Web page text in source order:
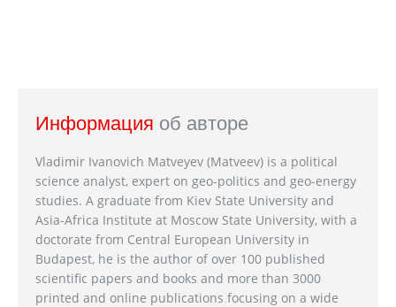
Информация об авторе
Vladimir Ivanovich Matveyev (Matveev) is a political
science analyst, expert on geo-politics and geo-energy
studies. A graduate from Kiev State University and
Asia-Africa Institute at Moscow State University, with a
doctorate from Central European University in
Budapest, he is the author of over 100 published
scientific papers and books and more than 3000
printed and online publications focusing on a wide